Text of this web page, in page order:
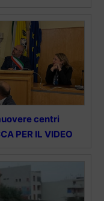
centri
PER IL VIDEO